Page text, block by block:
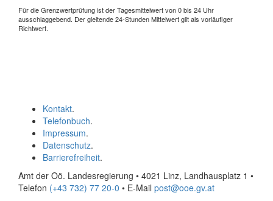
Für die Grenzwertprüfung ist der Tagesmittelwert von 0 bis 24 Uhr
ausschlaggebend. Der gleitende 24-Stunden Mittelwert gilt als vorläufiger
Richtwert.
Kontakt.
Telefonbuch.
Impressum.
Datenschutz.
Barrierefreiheit.
Amt der Oö. Landesregierung • 4021 Linz, Landhausplatz 1 •
Telefon (+43 732) 77 20-0 • E-Mail post@ooe.gv.at